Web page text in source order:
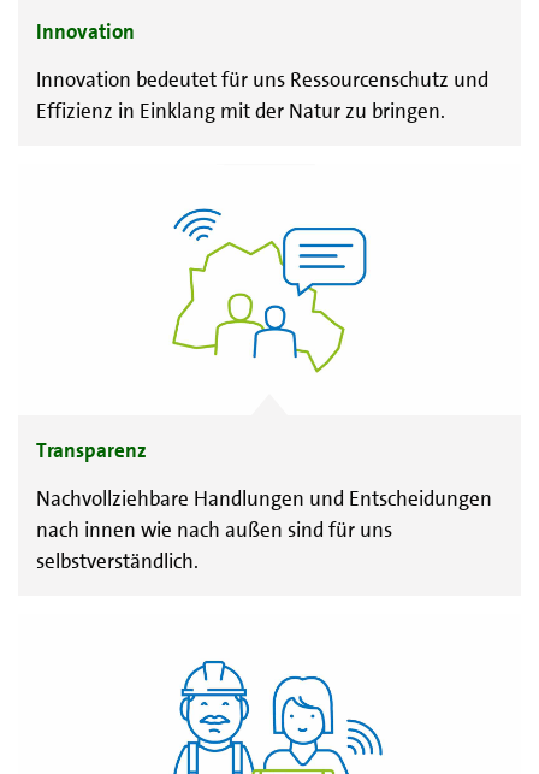
Innovation
Innovation bedeutet für uns Ressourcenschutz und
Effizienz in Einklang mit der Natur zu bringen.
Transparenz
Nachvollziehbare Handlungen und Entscheidungen
nach innen wie nach außen sind für uns
selbstverständlich.